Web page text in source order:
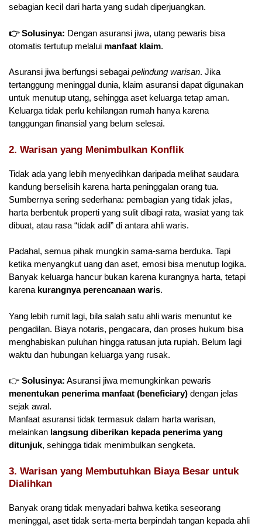
sebagian kecil dari harta yang sudah diperjuangkan.
👉 Solusinya: Dengan asuransi jiwa, utang pewaris bisa
otomatis tertutup melalui manfaat klaim.
Asuransi jiwa berfungsi sebagai pelindung warisan. Jika
tertanggung meninggal dunia, klaim asuransi dapat digunakan
untuk menutup utang, sehingga aset keluarga tetap aman.
Keluarga tidak perlu kehilangan rumah hanya karena
tanggungan finansial yang belum selesai.
2. Warisan yang Menimbulkan Konflik
Tidak ada yang lebih menyedihkan daripada melihat saudara
kandung berselisih karena harta peninggalan orang tua.
Sumbernya sering sederhana: pembagian yang tidak jelas,
harta berbentuk properti yang sulit dibagi rata, wasiat yang tak
dibuat, atau rasa “tidak adil” di antara ahli waris.
Padahal, semua pihak mungkin sama-sama berduka. Tapi
ketika menyangkut uang dan aset, emosi bisa menutup logika.
Banyak keluarga hancur bukan karena kurangnya harta, tetapi
karena kurangnya perencanaan waris.
Yang lebih rumit lagi, bila salah satu ahli waris menuntut ke
pengadilan. Biaya notaris, pengacara, dan proses hukum bisa
menghabiskan puluhan hingga ratusan juta rupiah. Belum lagi
waktu dan hubungan keluarga yang rusak.
👉 Solusinya: Asuransi jiwa memungkinkan pewaris
menentukan penerima manfaat (beneficiary) dengan jelas
sejak awal.
Manfaat asuransi tidak termasuk dalam harta warisan,
melainkan langsung diberikan kepada penerima yang
ditunjuk, sehingga tidak menimbulkan sengketa.
3. Warisan yang Membutuhkan Biaya Besar untuk
Dialihkan
Banyak orang tidak menyadari bahwa ketika seseorang
meninggal, aset tidak serta-merta berpindah tangan kepada ahli